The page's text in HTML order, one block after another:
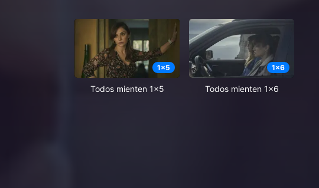
1x5
Todos mienten 1x5
1x6
Todos mienten 1x6